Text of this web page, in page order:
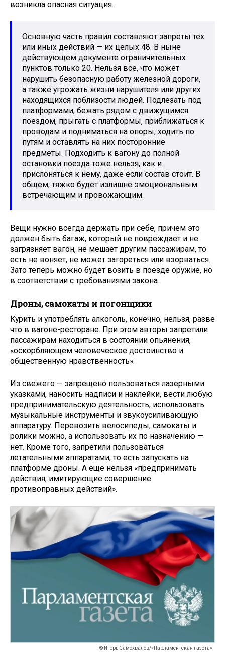
возникла опасная ситуация.
Основную часть правил составляют запреты тех
или иных действий — их целых 48. В ныне
действующем документе ограничительных
пунктов только 20. Нельзя все, что может
нарушить безопасную работу железной дороги,
а также угрожать жизни нарушителя или других
находящихся поблизости людей. Подлезать под
платформами, бежать рядом с движущимся
поездом, прыгать с платформы, приближаться к
проводам и подниматься на опоры, ходить по
путям и оставлять на них посторонние
предметы. Подходить к вагону до полной
остановки поезда тоже нельзя, как и
прислоняться к нему, даже если состав стоит. В
общем, тяжко будет излишне эмоциональным
встречающим и провожающим.
Вещи нужно всегда держать при себе, причем это
должен быть багаж, который не повреждает и не
загрязняет вагон, не мешает другим пассажирам, то
есть не воняет, не может загореться или взорваться.
Зато теперь можно будет возить в поезде оружие, но
в соответствии с требованиями закона.
Дроны, самокаты и погонщики
Курить и употреблять алкоголь, конечно, нельзя, разве
что в вагоне-ресторане. При этом авторы запретили
пассажирам находиться в состоянии опьянения,
«оскорбляющем человеческое достоинство и
общественную нравственность».
Из свежего — запрещено пользоваться лазерными
указками, наносить надписи и наклейки, вести любую
предпринимательскую деятельность, использовать
музыкальные инструменты и звукоусиливающую
аппаратуру. Перевозить велосипеды, самокаты и
ролики можно, а использовать их по назначению —
нет. Кроме того, запретили пользоваться
летательными аппаратами, то есть запускать на
платформе дроны. А еще нельзя «предпринимать
действия, имитирующие совершение
противоправных действий».
© Игорь Самохвалов/«Парламентская газета»